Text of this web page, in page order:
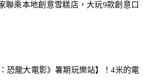
聯乘本地創意雪糕店，大玩9款創意口
恐龍大電影》暑期玩樂站】！4米的電